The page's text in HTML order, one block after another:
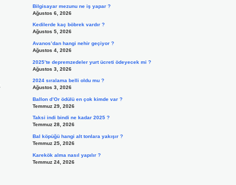
Bilgisayar mezunu ne iş yapar ?
Ağustos 6, 2026
Kedilerde kaç böbrek vardır ?
Ağustos 5, 2026
Avanos’dan hangi nehir geçiyor ?
Ağustos 4, 2026
2025’te depremzedeler yurt ücreti ödeyecek mi ?
Ağustos 3, 2026
2024 sıralama belli oldu mu ?
Ağustos 3, 2026
Ballon d’Or ödülü en çok kimde var ?
Temmuz 29, 2026
Taksi indi bindi ne kadar 2025 ?
Temmuz 28, 2026
Bal köpüğü hangi alt tonlara yakışır ?
Temmuz 25, 2026
Karekök alma nasıl yapılır ?
Temmuz 24, 2026